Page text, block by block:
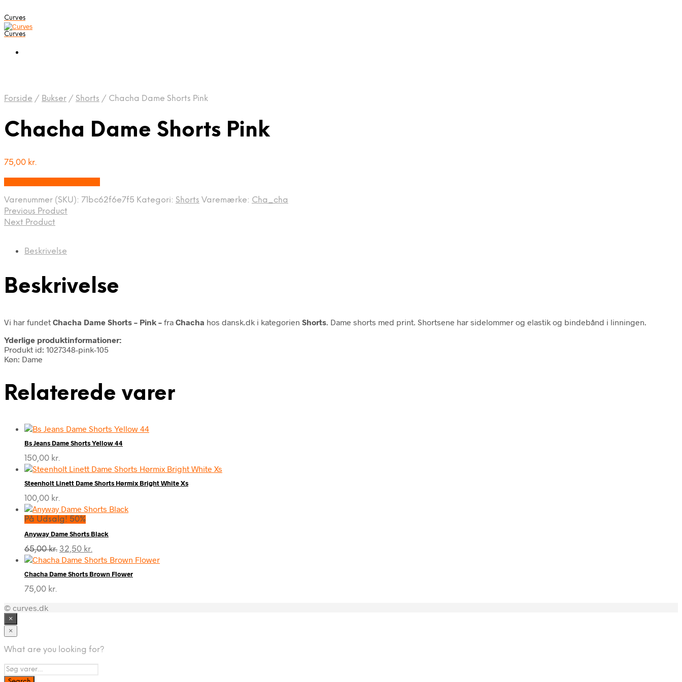
Curves
Curves
Forside / Bukser / Shorts / Chacha Dame Shorts Pink
Chacha Dame Shorts Pink
75,00 kr.
Varenummer (SKU): 71bc62f6e7f5 Kategori: Shorts Varemærke: Cha_cha
Previous Product
Next Product
Beskrivelse
Beskrivelse
Vi har fundet Chacha Dame Shorts – Pink – fra Chacha hos dansk.dk i kategorien Shorts . Dame shorts med print. Shortsene har sidelommer og elastik og bindebånd i linningen.
Yderlige produktinformationer:
Produkt id: 1027348-pink-105
Køn: Dame
Relaterede varer
Bs Jeans Dame Shorts Yellow 44
150,00 kr.
Steenholt Linett Dame Shorts Hørmix Bright White Xs
100,00 kr.
På Udsalg! 50%
Anyway Dame Shorts Black
65,00kr. Den
oprindelige
var:
32,50 kr.
aktuelle
er:
Chacha Dame Shorts Brown Flower
75,00 kr.
© curves.dk
×
×
What are you looking for?